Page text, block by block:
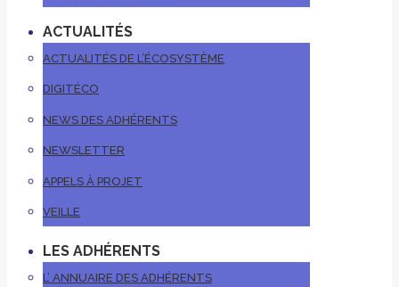
ACTUALITÉS
ACTUALITÉS DE L’ÉCOSYSTÈME
DIGITÉCO
NEWS DES ADHÉRENTS
NEWSLETTER
APPELS À PROJET
VEILLE
LES ADHÉRENTS
L’ ANNUAIRE DES ADHÉRENTS